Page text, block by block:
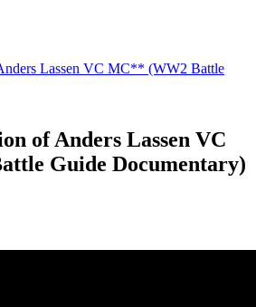
of Anders Lassen VC
Guide Documentary)